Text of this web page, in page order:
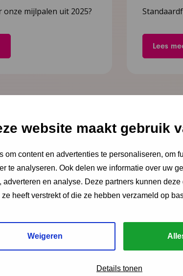
website maakt gebruik
om content en advertenties te personaliseren, om
te analyseren. Ook delen we informatie over uw
adverteren en analyse. Deze partners kunnen
heeft verstrekt of die ze hebben verzameld op
Weigeren
Details tonen
onze mijlpalen uit 2025?
Lees
2026-2030
2026-2030 (pdf)